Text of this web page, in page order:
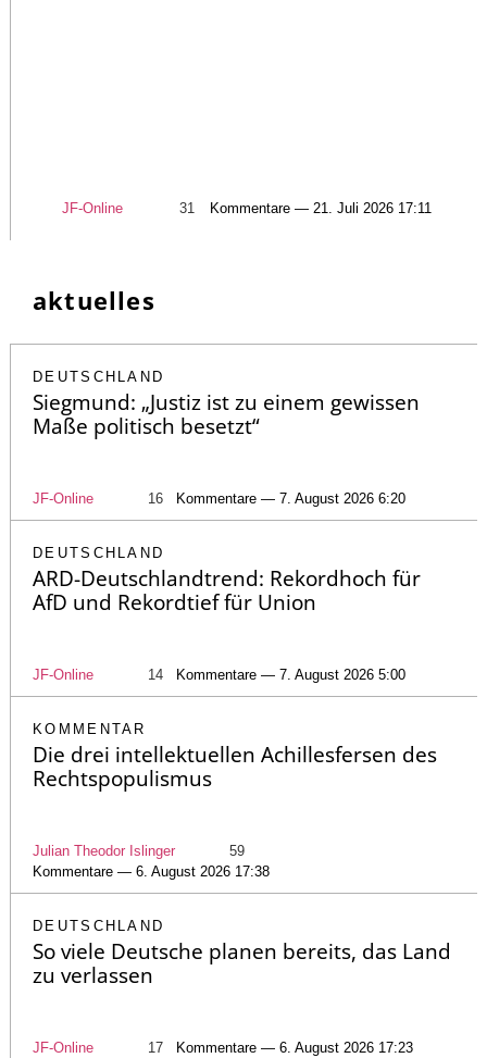
JF-Online 31 Kommentare — 21. Juli 2026 17:11
aktuelles
DEUTSCHLAND
Siegmund: „Justiz ist zu einem gewissen
Maße politisch besetzt“
JF-Online 16 Kommentare — 7. August 2026 6:20
DEUTSCHLAND
ARD-Deutschlandtrend: Rekordhoch für
AfD und Rekordtief für Union
JF-Online 14 Kommentare — 7. August 2026 5:00
KOMMENTAR
Die drei intellektuellen Achillesfersen des
Rechtspopulismus
Julian Theodor Islinger
59
Kommentare — 6. August 2026 17:38
DEUTSCHLAND
So viele Deutsche planen bereits, das Land
zu verlassen
JF-Online 17 Kommentare — 6. August 2026 17:23